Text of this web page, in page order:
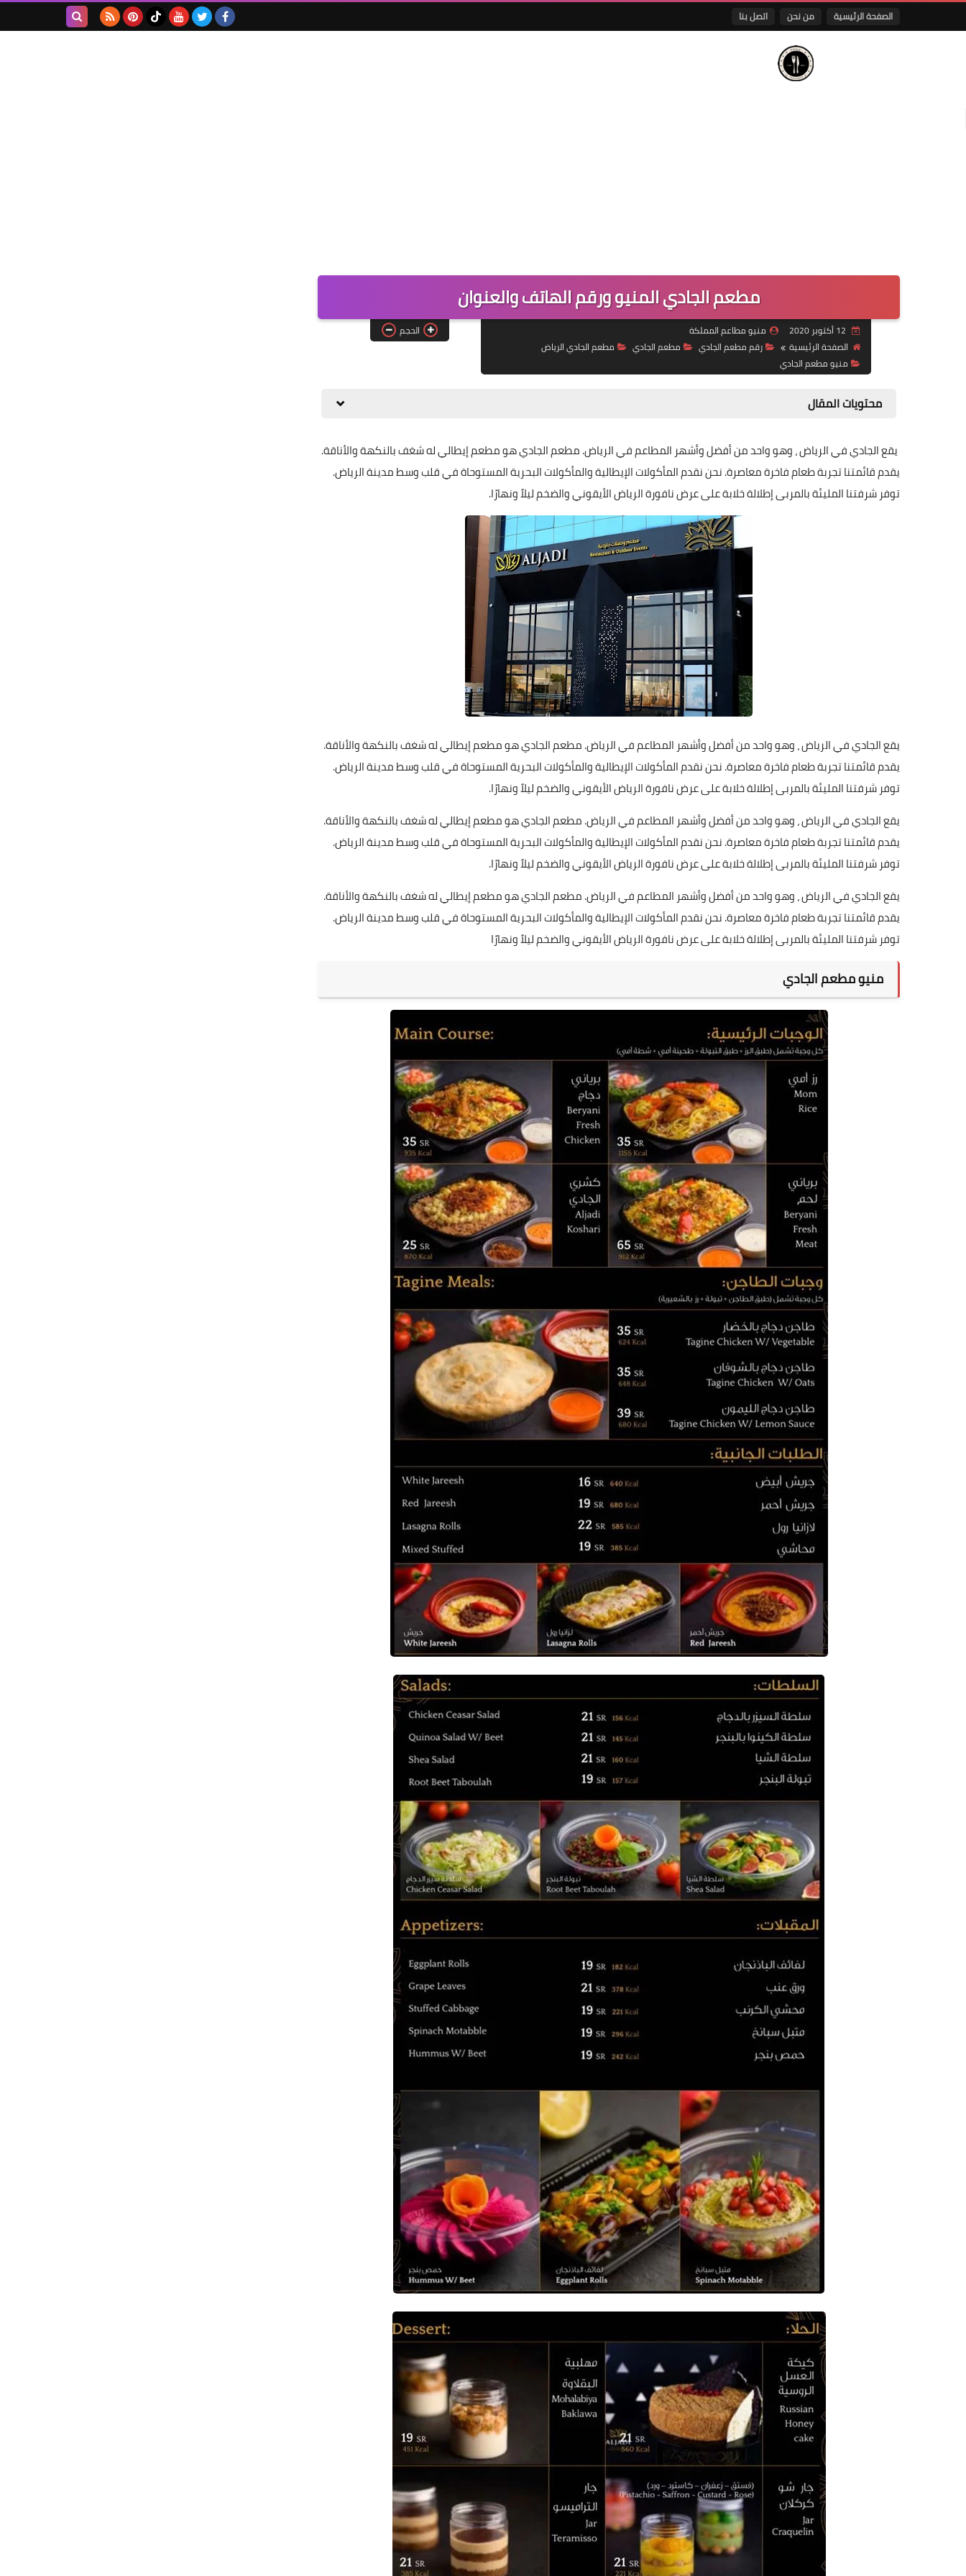
الصفحة الرئيسية من نحن اتصل بنا
مطعم الجادي المنيو ورقم الهاتف والعنوان
منيو مطاعم المملكة
الصفحة الرئيسية
رقم مطعم الجادي مطعم الجادي
مطعم الجادي الرياض
منيو مطعم الجادي
الحجم
محتويات المقال
يقع الجادي في الرياض ، وهو واحد من أفضل وأشهر المطاعم في الرياض. مطعم الجادي هو مطعم إيطالي له شغف بالنكهة والأناقة.
يقدم قائمتنا تجربة طعام فاخرة معاصرة. نحن نقدم المأكولات الإيطالية والمأكولات البحرية المستوحاة في قلب وسط مدينة الرياض.
توفر شرفتنا المليئة بالمربى إطلالة خلابة على عرض نافورة الرياض الأيقوني والضخم ليلاً ونهارًا.
يقع الجادي في الرياض ، وهو واحد من أفضل وأشهر المطاعم في الرياض. مطعم الجادي هو مطعم إيطالي له شغف بالنكهة والأناقة.
يقدم قائمتنا تجربة طعام فاخرة معاصرة. نحن نقدم المأكولات الإيطالية والمأكولات البحرية المستوحاة في قلب وسط مدينة الرياض.
توفر شرفتنا المليئة بالمربى إطلالة خلابة على عرض نافورة الرياض الأيقوني والضخم ليلاً ونهارًا.
يقع الجادي في الرياض ، وهو واحد من أفضل وأشهر المطاعم في الرياض. مطعم الجادي هو مطعم إيطالي له شغف بالنكهة والأناقة.
يقدم قائمتنا تجربة طعام فاخرة معاصرة. نحن نقدم المأكولات الإيطالية والمأكولات البحرية المستوحاة في قلب وسط مدينة الرياض.
توفر شرفتنا المليئة بالمربى إطلالة خلابة على عرض نافورة الرياض الأيقوني والضخم ليلاً ونهارًا.
يقع الجادي في الرياض ، وهو واحد من أفضل وأشهر المطاعم في الرياض. مطعم الجادي هو مطعم إيطالي له شغف بالنكهة والأناقة.
يقدم قائمتنا تجربة طعام فاخرة معاصرة. نحن نقدم المأكولات الإيطالية والمأكولات البحرية المستوحاة في قلب وسط مدينة الرياض.
توفر شرفتنا المليئة بالمربى إطلالة خلابة على عرض نافورة الرياض الأيقوني والضخم ليلاً ونهارًا
منيو مطعم الجادي